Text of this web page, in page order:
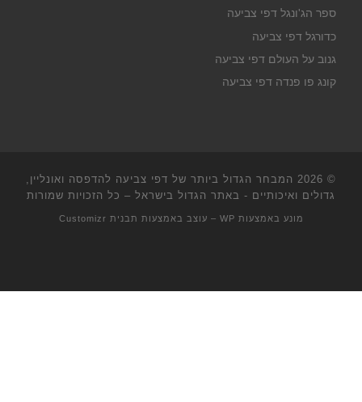
ספר הג'ונגל דפי צביעה
כדורגל דפי צביעה
גנוב על העולם דפי צביעה
קונג פו פנדה דפי צביעה
© 2026
המבחר הגדול ביותר של דפי צביעה להדפסה ואונליין,
גדולים ואיכותיים - באתר הגדול בישראל – כל הזכויות שמורות
מונע באמצעות WP – עוצב באמצעות תבנית Customizr